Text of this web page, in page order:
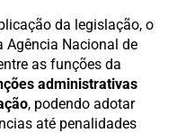
da legislação, o
Agência Nacional de
as funções da
administrativas
, podendo adotar
até penalidades